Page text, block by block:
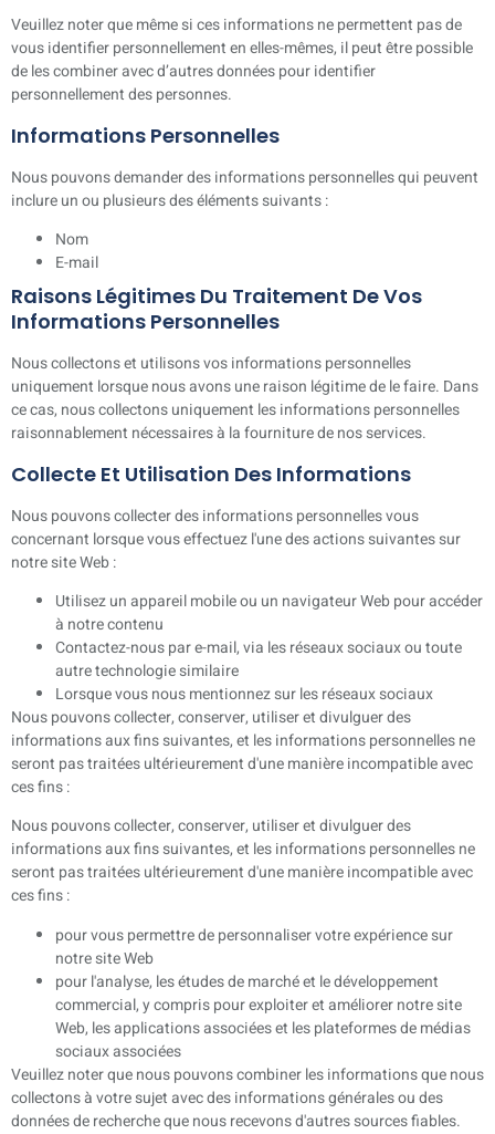
Veuillez noter que même si ces informations ne permettent pas de
vous identifier personnellement en elles-mêmes, il peut être possible
de les combiner avec d’autres données pour identifier
personnellement des personnes.
Informations Personnelles
Nous pouvons demander des informations personnelles qui peuvent
inclure un ou plusieurs des éléments suivants :
Nom
E-mail
Raisons Légitimes Du Traitement De Vos
Informations Personnelles
Nous collectons et utilisons vos informations personnelles
uniquement lorsque nous avons une raison légitime de le faire. Dans
ce cas, nous collectons uniquement les informations personnelles
raisonnablement nécessaires à la fourniture de nos services.
Collecte Et Utilisation Des Informations
Nous pouvons collecter des informations personnelles vous
concernant lorsque vous effectuez l'une des actions suivantes sur
notre site Web :
Utilisez un appareil mobile ou un navigateur Web pour accéder
à notre contenu
Contactez-nous par e-mail, via les réseaux sociaux ou toute
autre technologie similaire
Lorsque vous nous mentionnez sur les réseaux sociaux
Nous pouvons collecter, conserver, utiliser et divulguer des
informations aux fins suivantes, et les informations personnelles ne
seront pas traitées ultérieurement d'une manière incompatible avec
ces fins :
Nous pouvons collecter, conserver, utiliser et divulguer des
informations aux fins suivantes, et les informations personnelles ne
seront pas traitées ultérieurement d'une manière incompatible avec
ces fins :
pour vous permettre de personnaliser votre expérience sur
notre site Web
pour l'analyse, les études de marché et le développement
commercial, y compris pour exploiter et améliorer notre site
Web, les applications associées et les plateformes de médias
sociaux associées
Veuillez noter que nous pouvons combiner les informations que nous
collectons à votre sujet avec des informations générales ou des
données de recherche que nous recevons d'autres sources fiables.